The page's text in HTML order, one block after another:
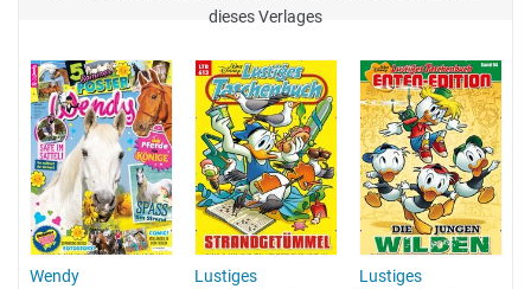
dieses Verlages
Wendy
Lustiges
Lustiges